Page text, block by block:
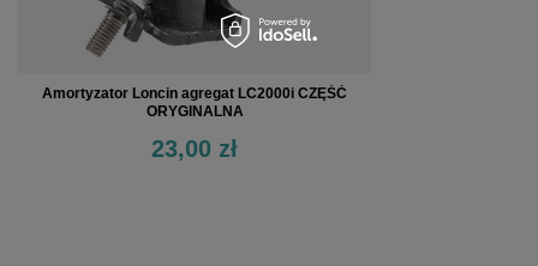
Amortyzator Loncin agregat LC2000i CZĘŚĆ
ORYGINALNA
23,00 zł